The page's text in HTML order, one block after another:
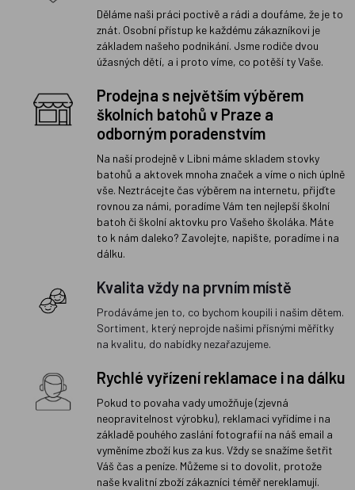
Děláme naši práci poctivě a rádi a doufáme, že je to
znát. Osobní přístup ke každému zákazníkovi je
základem našeho podnikání. Jsme rodiče dvou
úžasných dětí, a i proto víme, co potěší ty Vaše.
Prodejna s největším výběrem
školních batohů v Praze a
odborným poradenstvím
Na naší prodejně v Libni máme skladem stovky
batohů a aktovek mnoha značek a víme o nich úplně
vše. Neztrácejte čas výběrem na internetu, přijďte
rovnou za námi, poradíme Vám ten nejlepší školní
batoh či školní aktovku pro Vašeho školáka. Máte
to k nám daleko? Zavolejte, napište, poradíme i na
dálku.
Kvalita vždy na prvním místě
Prodáváme jen to, co bychom koupili i našim dětem.
Sortiment, který neprojde našimi přísnými měřítky
na kvalitu, do nabídky nezařazujeme.
Rychlé vyřízení reklamace i na dálku
Pokud to povaha vady umožňuje (zjevná
neopravitelnost výrobku), reklamaci vyřídíme i na
základě pouhého zaslání fotografií na náš email a
vyměníme zboží kus za kus. Vždy se snažíme šetřit
Váš čas a peníze. Můžeme si to dovolit, protože
naše kvalitní zboží zákazníci téměř nereklamují.